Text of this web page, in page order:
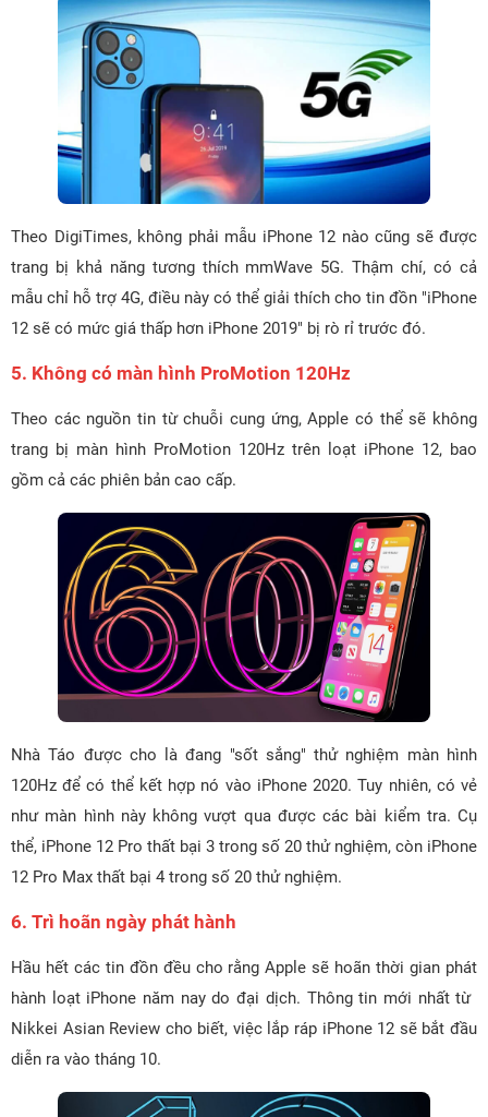
Theo DigiTimes, không phải mẫu iPhone 12 nào cũng sẽ được
trang bị khả năng tương thích mmWave 5G. Thậm chí, có cả
mẫu chỉ hỗ trợ 4G, điều này có thể giải thích cho tin đồn "iPhone
12 sẽ có mức giá thấp hơn iPhone 2019" bị rò rỉ trước đó.
5. Không có màn hình ProMotion 120Hz
Theo các nguồn tin từ chuỗi cung ứng, Apple có thể sẽ không
trang bị màn hình ProMotion 120Hz trên loạt iPhone 12, bao
gồm cả các phiên bản cao cấp.
Nhà Táo được cho là đang "sốt sắng" thử nghiệm màn hình
120Hz để có thể kết hợp nó vào iPhone 2020. Tuy nhiên, có vẻ
như màn hình này không vượt qua được các bài kiểm tra. Cụ
thể, iPhone 12 Pro thất bại 3 trong số 20 thử nghiệm, còn iPhone
12 Pro Max thất bại 4 trong số 20 thử nghiệm.
6. Trì hoãn ngày phát hành
Hầu hết các tin đồn đều cho rằng Apple sẽ hoãn thời gian phát
hành loạt iPhone năm nay do đại dịch. Thông tin mới nhất từ ​​
Nikkei Asian Review cho biết, việc lắp ráp iPhone 12 sẽ bắt đầu
diễn ra vào tháng 10.